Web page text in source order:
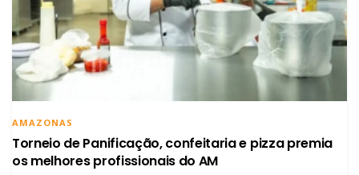
AMAZONAS
Torneio de Panificação, confeitaria e pizza premia
os melhores profissionais do AM